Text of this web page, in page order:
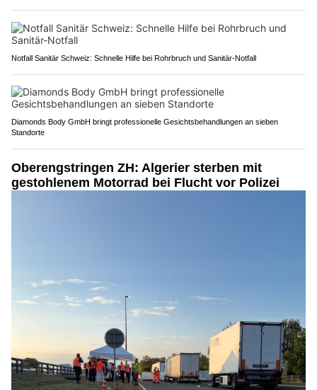
Notfall Sanitär Schweiz: Schnelle Hilfe bei Rohrbruch und Sanitär-Notfall
Diamonds Body GmbH bringt professionelle Gesichtsbehandlungen an sieben
Standorte
Oberengstringen ZH: Algerier sterben mit
gestohlenem Motorrad bei Flucht vor Polizei